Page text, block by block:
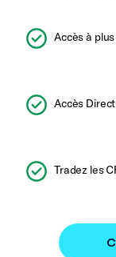
Accès à
Accès
Tradez les